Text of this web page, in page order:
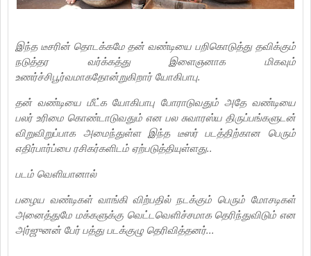
இந்த டீசரின் தொடக்கமே தன் வண்டியை பறிகொடுத்து தவிக்கும்
நடுத்தர வர்க்கத்து இளைஞனாக மிகவும்
உணர்ச்சிபூர்வமாகதோன்றுகிறார் யோகிபாபு.
தன் வண்டியை மீட்க யோகிபாபு போராடுவதும் அதே வண்டியை
பலர் உரிமை கொண்டாடுவதும் என பல சுவாரஸ்ய திருப்பங்களுடன்
விறுவிறுப்பாக அமைந்துள்ள இந்த டீஸர் படத்திற்கான பெரும்
எதிர்பார்ப்பை ரசிகர்களிடம் ஏற்படுத்தியுள்ளது..
படம் வெளியானால்
பழைய வண்டிகள் வாங்கி விற்பதில் நடக்கும் பெரும் மோசடிகள்
அனைத்துமே மக்களுக்கு வெட்டவெளிச்சமாக தெரிந்துவிடும் என
அர்ஜுனன் பேர் பத்து படக்குழு தெரிவித்தனர்...